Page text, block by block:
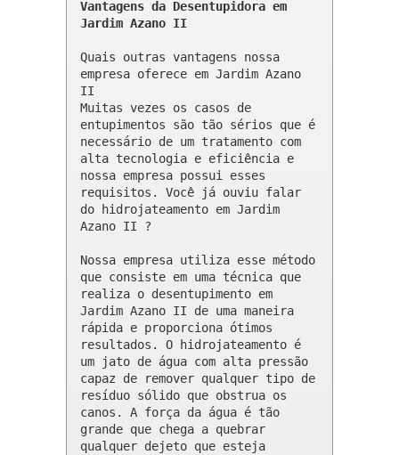
Vantagens da Desentupidora em
Jardim Azano II
Quais outras vantagens nossa
empresa oferece em Jardim Azano
II
Muitas vezes os casos de
entupimentos são tão sérios que é
necessário de um tratamento com
alta tecnologia e eficiência e
nossa empresa possui esses
requisitos. Você já ouviu falar
do hidrojateamento em Jardim
Azano II ?
Nossa empresa utiliza esse método
que consiste em uma técnica que
realiza o desentupimento em
Jardim Azano II de uma maneira
rápida e proporciona ótimos
resultados. O hidrojateamento é
um jato de água com alta pressão
capaz de remover qualquer tipo de
resíduo sólido que obstrua os
canos. A força da água é tão
grande que chega a quebrar
qualquer dejeto que esteja